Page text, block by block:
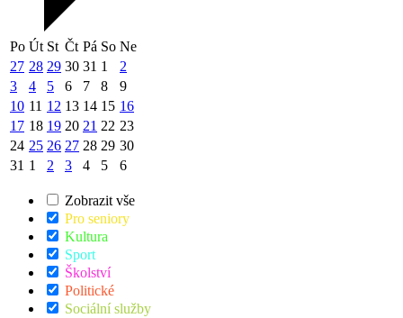
Po Út St Čt Pá So Ne
27 28 29 30 31 1
2
3
4 5 6 7 8
9
10 11 12 13 14 15 16
17 18 19 20 21 22 23
24 25 26 27 28 29 30
31 1 2 3 4 5 6
Zobrazit vše
Pro seniory
Kultura
Sport
Školství
Politické
Sociální služby